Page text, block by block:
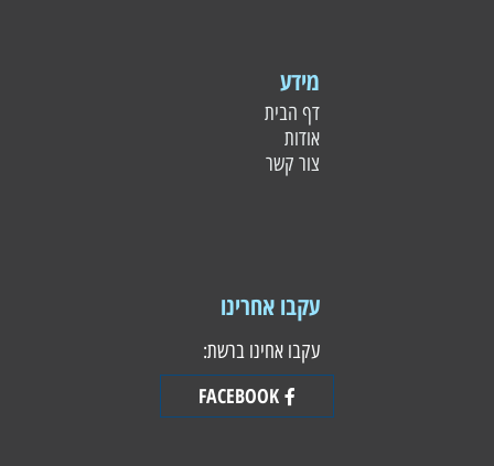
מידע
דף הבית
אודות
צור קשר
עקבו אחרינו
עקבו אחינו ברשת:
FACEBOOK